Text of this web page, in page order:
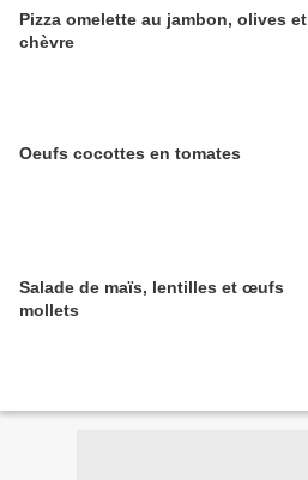
Pizza omelette au jambon, olives et
chèvre
Oeufs cocottes en tomates
Salade de maïs, lentilles et œufs
mollets